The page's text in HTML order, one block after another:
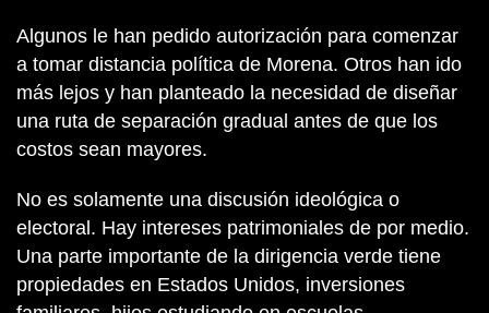
Algunos le han pedido autorización para comenzar
a tomar distancia política de Morena. Otros han ido
más lejos y han planteado la necesidad de diseñar
una ruta de separación gradual antes de que los
costos sean mayores.
No es solamente una discusión ideológica o
electoral. Hay intereses patrimoniales de por medio.
Una parte importante de la dirigencia verde tiene
propiedades en Estados Unidos, inversiones